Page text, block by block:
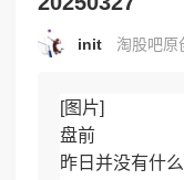
init 淘股吧
[图片]
盘前
昨日并没有什